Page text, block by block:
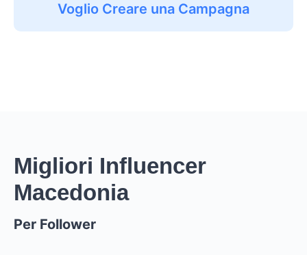
Voglio Creare una Campagna
Migliori Influencer
Macedonia
Per Follower